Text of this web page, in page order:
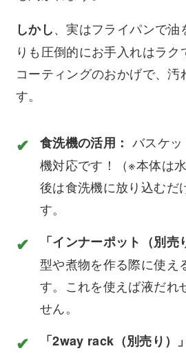
しかし、実はフライパンで油
りも圧倒的にお手入れはラ
コーティングのおかげで、汚
す。
食洗機の活用： バスケ
機対応です！（※本体は
後は食洗機に放り込むだ
す。
「インナーポット（別売
型や煮物を作る際に使え
す。これを使えば液だれ
せん。
「2way rack（別売り）